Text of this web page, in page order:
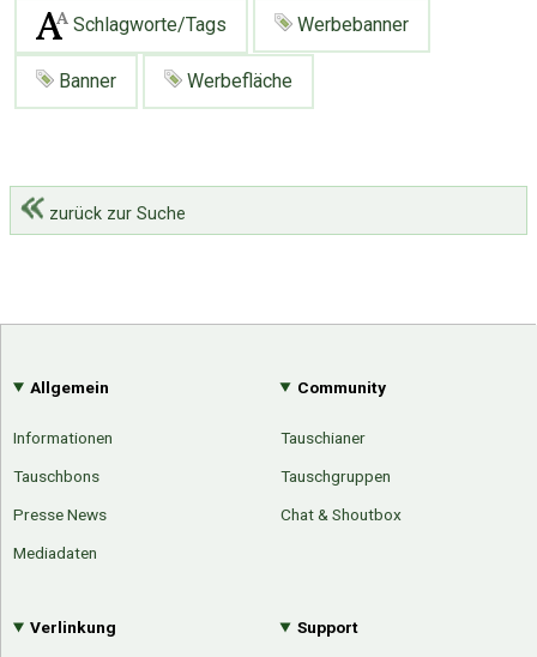
Schlagworte/Tags Werbebanner
Banner Werbefläche
zurück zur Suche
Allgemein
Informationen
Tauschbons
Presse News
Mediadaten
Community
Tauschianer
Tauschgruppen
Chat & Shoutbox
Verlinkung Support